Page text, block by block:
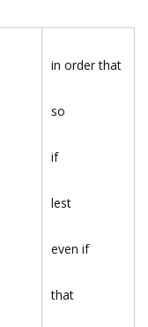
in order that
so
if
lest
even if
that